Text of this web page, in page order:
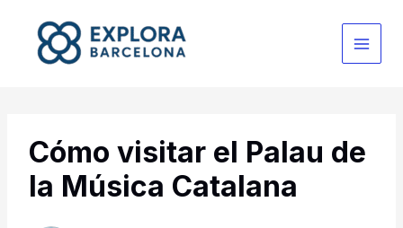
contenido
Cómo visitar el Palau de
la Música Catalana